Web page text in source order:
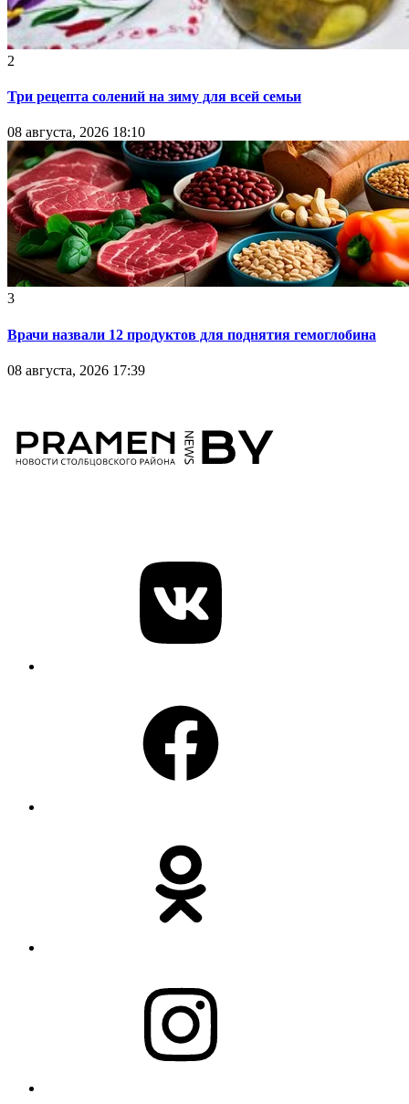
2
Три рецепта солений на зиму для всей семьи
08 августа, 2026 18:10
3
Врачи назвали 12 продуктов для поднятия гемоглобина
08 августа, 2026 17:39